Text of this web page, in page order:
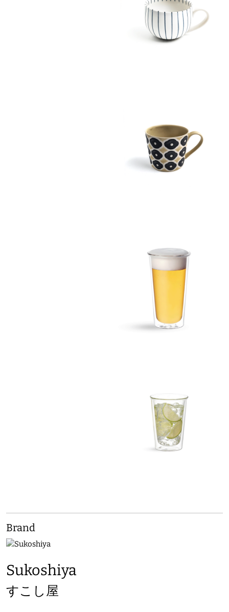
Brand
Sukoshiya
すこし屋